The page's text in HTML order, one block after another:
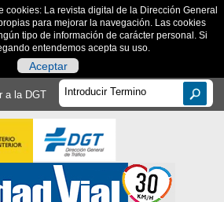
cookies: La revista digital de la Dirección General
para mejorar la navegación. Las cookies
tipo de información de carácter personal. Si
entendemos acepta su uso.
Aceptar
Ir a la DGT